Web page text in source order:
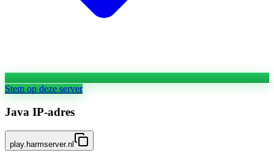
Stem op deze server
Java IP-adres
play.harmserver.nl